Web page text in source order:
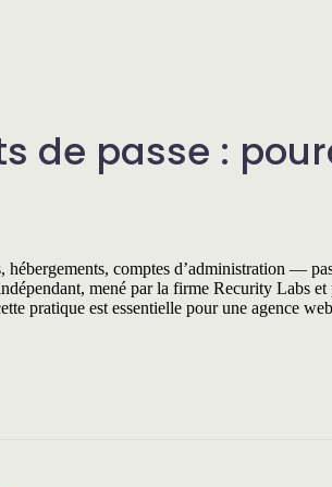
de passe :
comptes d’administration —
mené par la firme Recurity Labs
pratique est essentielle pour une agence